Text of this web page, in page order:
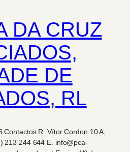
DA CRUZ
DE
RL
Contactos R. Vítor Cordon 10 A,
213 244 644 E. info@pca-